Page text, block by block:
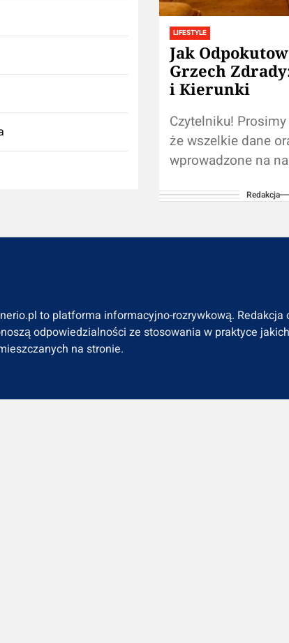
LIFESTYLE
Jak
Grzech
i Kierunki
Czytelniku!
że wszelkie dane
wprowadzone na
samodzielnej
Używanie treści
Redakcja
to platforma informacyjno-rozrywkową. Redakcja
odpowiedzialności ze stosowania w praktyce
na stronie.